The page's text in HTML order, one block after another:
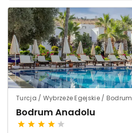
Turcja / Wybrzeże Egejskie / Bodrum
Bodrum Anadolu